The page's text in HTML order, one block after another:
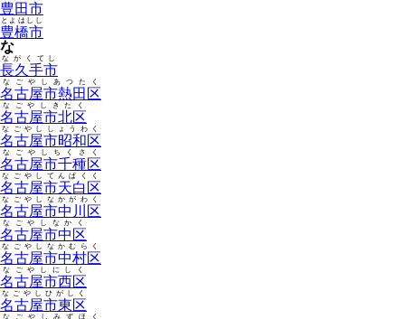
豊田市
豊橋市
とよはしし
な
長久手市
ながくてし
名古屋市熱田区
なごやしあつたく
名古屋市北区
なごやしきたく
名古屋市昭和区
なごやししょうわく
名古屋市千種区
なごやしちくさく
名古屋市天白区
なごやしてんぱくく
名古屋市中川区
なごやしなかがわく
名古屋市中区
なごやしなかく
名古屋市中村区
なごやしなかむらく
名古屋市西区
なごやしにしく
名古屋市東区
なごやしひがしく
なごやしみずほく